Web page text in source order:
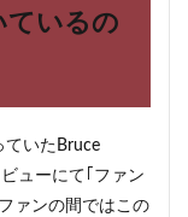
ているの
ていたBruce
ューにて｢ファン
ァンの間ではこの